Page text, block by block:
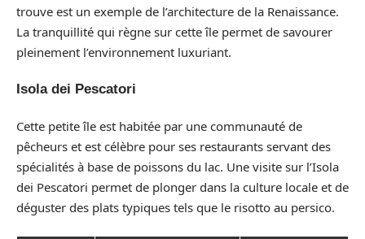
trouve est un exemple de l’architecture de la Renaissance.
La tranquillité qui règne sur cette île permet de savourer
pleinement l’environnement luxuriant.
Isola dei Pescatori
Cette petite île est habitée par une communauté de
pêcheurs et est célèbre pour ses restaurants servant des
spécialités à base de poissons du lac. Une visite sur l’Isola
dei Pescatori permet de plonger dans la culture locale et de
déguster des plats typiques tels que le risotto au persico.